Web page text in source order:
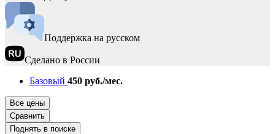
Поддержка на русском
Сделано в России
Базовый 450 руб./мес.
Все цены
Сравнить
Поднять в поиске